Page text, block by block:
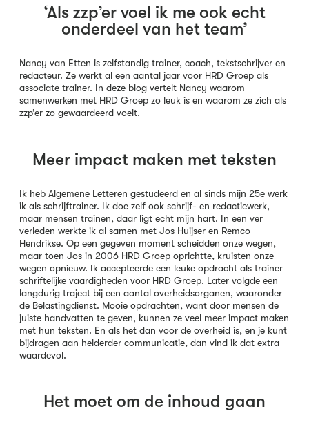
‘Als zzp’er voel ik me ook echt
onderdeel van het team’
Nancy van Etten is zelfstandig trainer, coach, tekstschrijver en
redacteur. Ze werkt al een aantal jaar voor HRD Groep als
associate trainer. In deze blog vertelt Nancy waarom
samenwerken met HRD Groep zo leuk is en waarom ze zich als
zzp’er zo gewaardeerd voelt.
Meer impact maken met teksten
Ik heb Algemene Letteren gestudeerd en al sinds mijn 25e werk
ik als schrijftrainer. Ik doe zelf ook schrijf- en redactiewerk,
maar mensen trainen, daar ligt echt mijn hart. In een ver
verleden werkte ik al samen met Jos Huijser en Remco
Hendrikse. Op een gegeven moment scheidden onze wegen,
maar toen Jos in 2006 HRD Groep oprichtte, kruisten onze
wegen opnieuw. Ik accepteerde een leuke opdracht als trainer
schriftelijke vaardigheden voor HRD Groep. Later volgde een
langdurig traject bij een aantal overheidsorganen, waaronder
de Belastingdienst. Mooie opdrachten, want door mensen de
juiste handvatten te geven, kunnen ze veel meer impact maken
met hun teksten. En als het dan voor de overheid is, en je kunt
bijdragen aan helderder communicatie, dan vind ik dat extra
waardevol.
Het moet om de inhoud gaan